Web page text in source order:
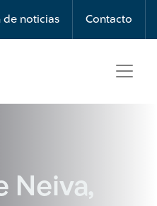
de noticias Contacto
Neiva,